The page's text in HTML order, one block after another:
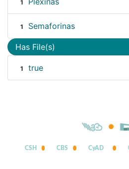
1
1 Semaforinas
Has File(s)
1 true
CSH CBS CyAD